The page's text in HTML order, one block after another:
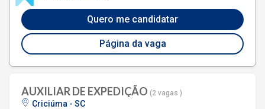
Página da vaga
Quero me candidatar
AUXILIAR DE EXPEDIÇÃO (2 vagas )
Criciúma - SC